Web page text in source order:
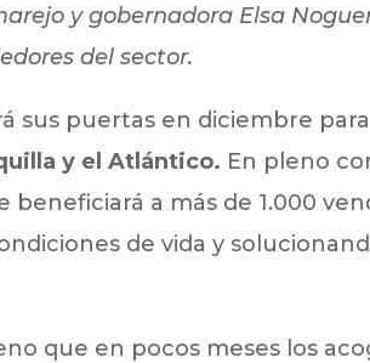
y gobernadora Elsa
del sector.
sus puertas en diciembre
y el Atlántico. En pleno
beneficiará a más de 1.000
de vida y
que en pocos meses los